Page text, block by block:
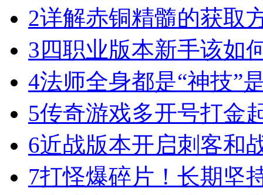
2详解赤铜精髓的获取
3 四职业版本新手该如
4法师全身都是“神技”
5传奇游戏多开号打金
6近战版本开启刺客和
7打怪爆碎片！长期坚